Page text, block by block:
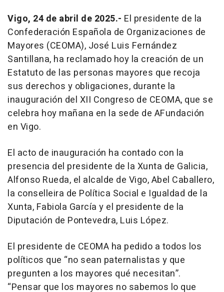
Vigo, 24 de abril de 2025.- El presidente de la
Confederación Española de Organizaciones de
Mayores (CEOMA), José Luis Fernández
Santillana, ha reclamado hoy la creación de un
Estatuto de las personas mayores que recoja
sus derechos y obligaciones, durante la
inauguración del XII Congreso de CEOMA, que se
celebra hoy mañana en la sede de AFundación
en Vigo.
El acto de inauguración ha contado con la
presencia del presidente de la Xunta de Galicia,
Alfonso Rueda, el alcalde de Vigo, Abel Caballero,
la conselleira de Política Social e Igualdad de la
Xunta, Fabiola García y el presidente de la
Diputación de Pontevedra, Luis López.
El presidente de CEOMA ha pedido a todos los
políticos que “no sean paternalistas y que
pregunten a los mayores qué necesitan”.
“Pensar que los mayores no sabemos lo que